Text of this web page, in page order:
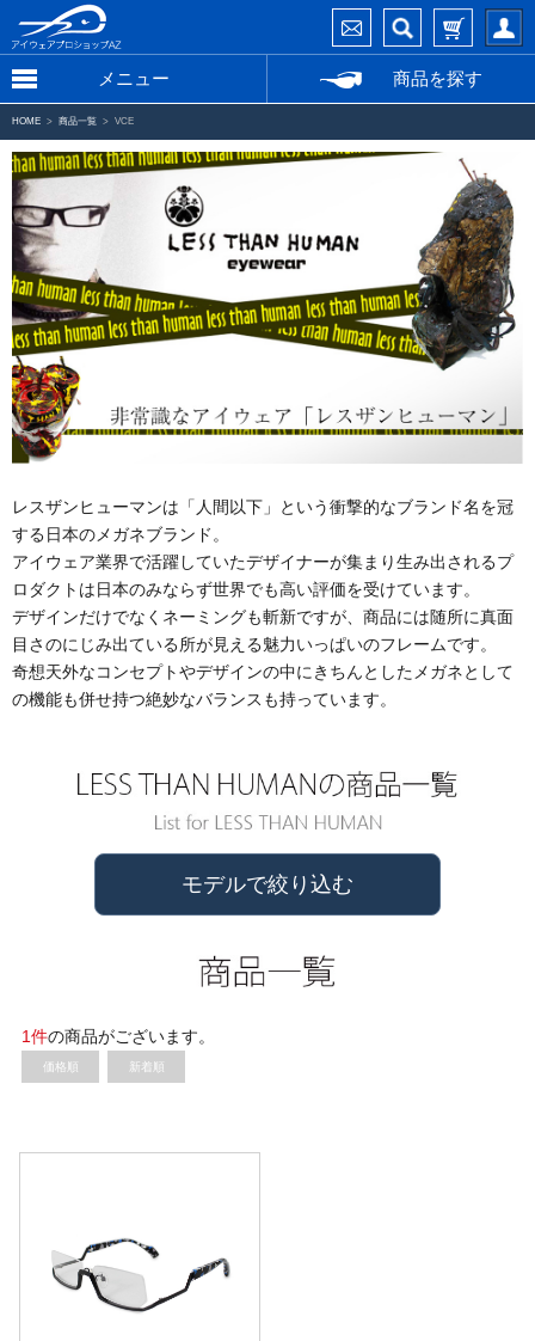
メニュー 商品を探す
HOME 商品一覧 VCE
レスザンヒューマンは「人間以下」という衝撃的なブランド名を冠
する日本のメガネブランド。
アイウェア業界で活躍していたデザイナーが集まり生み出されるプ
ロダクトは日本のみならず世界でも高い評価を受けています。
デザインだけでなくネーミングも斬新ですが、商品には随所に真面
目さのにじみ出ている所が見える魅力いっぱいのフレームです。
奇想天外なコンセプトやデザインの中にきちんとしたメガネとして
の機能も併せ持つ絶妙なバランスも持っています。
モデルで絞り込む
1件の商品がございます。
価格順 新着順